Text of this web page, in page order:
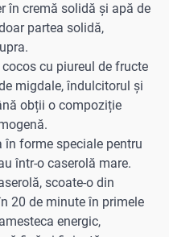
în cremă solidă și apă de
partea solidă,
cu piureul de fructe
migdale, îndulcitorul și
obții o compoziție
forme speciale pentru
într-o caserolă mare.
scoate-o din
20 de minute în primele
energic,